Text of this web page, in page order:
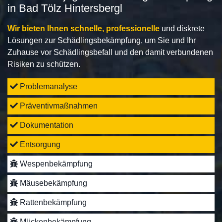
in Bad Tölz Hintersbergl
Wir bieten Ihnen schnelle, professionelle und diskrete
Lösungen zur Schädlingsbekämpfung, um Sie und Ihr
Zuhause vor Schädlingsbefall und den damit verbundenen
Risiken zu schützen.
Problemanalyse
Präventivmaßnahmen
Dokumentation
Entsorgung
Wespenbekämpfung
Mäusebekämpfung
Rattenbekämpfung